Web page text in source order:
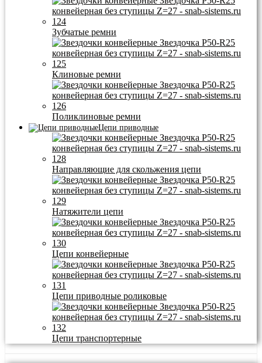
Зубчатые ремни
Клиновые ремни
Поликлиновые ремни
Цепи приводные
Направляющие для скольжения цепи
Натяжители цепи
Цепи конвейерные
Цепи приводные роликовые
Цепи транспортерные